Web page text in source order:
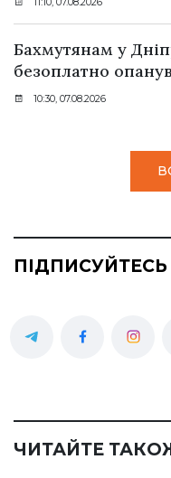
Бахмутянам у
безоплатно
10:30, 07.08.2026
ПІДПИСУЙТЕСЬ
ЧИТАЙТЕ